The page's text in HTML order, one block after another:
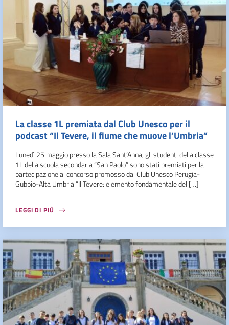
La classe 1L premiata dal Club Unesco per il
podcast “Il Tevere, il fiume che muove l’Umbria”
Lunedì 25 maggio presso la Sala Sant’Anna, gli studenti della classe
1L della scuola secondaria “San Paolo” sono stati premiati per la
partecipazione al concorso promosso dal Club Unesco Perugia-
Gubbio-Alta Umbria “Il Tevere: elemento fondamentale del […]
LEGGI DI PIÙ